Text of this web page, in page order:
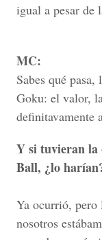
igual a pesar de
MC:
Sabes qué
Goku: el valor,
definitavamente
Y si tuvieran la
Ball, ¿lo
Ya ocurrió, pero
nosotros